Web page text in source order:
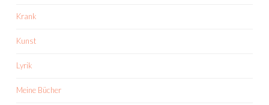
Krank
Kunst
Lyrik
Meine Bücher